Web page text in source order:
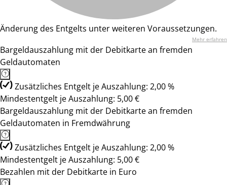
Änderung des Entgelts unter weiteren Voraussetzungen.
Mehr erfahren
Bargeldauszahlung mit der Debitkarte an fremden
Geldautomaten
Zusätzliches Entgelt je Auszahlung: 2,00 %
Mindestentgelt je Auszahlung: 5,00 €
Bargeldauszahlung mit der Debitkarte an fremden
Geldautomaten in Fremdwährung
Zusätzliches Entgelt je Auszahlung: 2,00 %
Mindestentgelt je Auszahlung: 5,00 €
Bezahlen mit der Debitkarte in Euro